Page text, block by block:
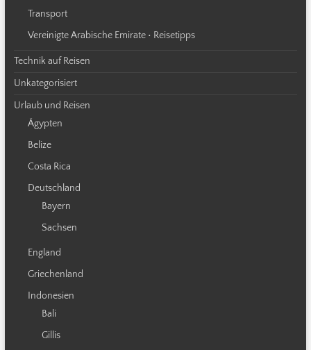
Transport
Vereinigte Arabische Emirate • Reisetipps
Technik auf Reisen
Unkategorisiert
Urlaub und Reisen
Ägypten
Belize
Costa Rica
Deutschland
Bayern
Sachsen
England
Griechenland
Indonesien
Bali
Gillis